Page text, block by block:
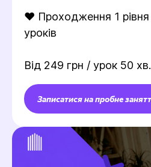
❤️ Проходження 1 рівня
уроків
Від 249 грн / урок 50 хв.
Записатися на пробне